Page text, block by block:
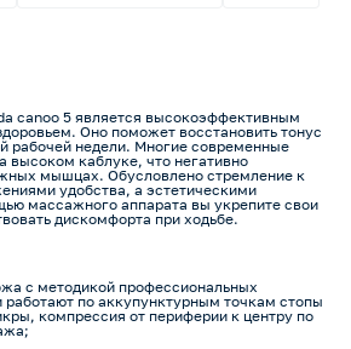
canoo 5 является высокоэффективным
Оно поможет восстановить тонус
рабочей недели. Многие современные
высоком каблуке, что негативно
мышцах. Обусловлено стремление к
удобства, а эстетическими
массажного аппарата вы укрепите свои
дискомфорта при ходьбе.
с методикой профессиональных
по аккупунктурным точкам стопы
компрессия от периферии к центру по